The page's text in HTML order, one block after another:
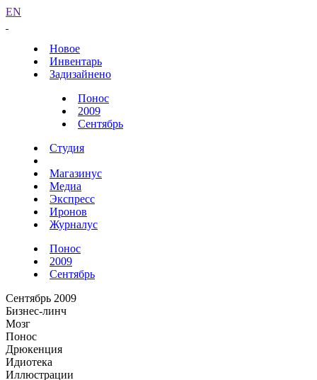
EN
Новое
Инвентарь
Задизайнено
Понос
2009
Сентябрь
Студия
Магазинус
Медиа
Экспресс
Иронов
Журналус
Понос
2009
Сентябрь
Сентябрь 2009
Бизнес-линч
Мозг
Понос
Дрюкенция
Идиотека
Иллюстрации